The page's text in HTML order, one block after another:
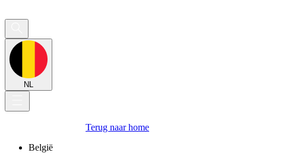
NL
Terug naar home
België